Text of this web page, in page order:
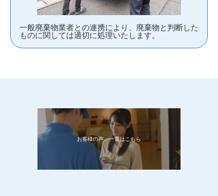
一般廃棄物業者との連携により、廃棄物と判断した
ものに関しては適切に処理いたします。
お客様の声、一覧はこちら